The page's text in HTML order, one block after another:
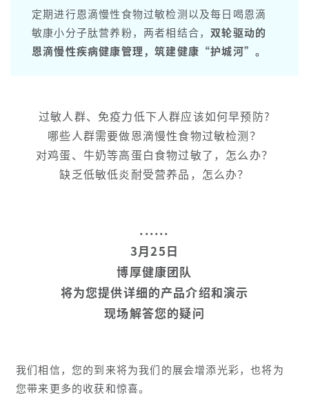
定期进行恩滴慢性食物过敏检测以及每日喝恩滴
敏康小分子肽营养粉，两者相结合， 双轮驱动的
恩滴慢性疾病健康管理，筑建健康“护城河”。
过敏人群、免疫力低下人群应该如何早预防?
哪些人群需要做恩滴慢性食物过敏检测？
对鸡蛋、牛奶等高蛋白食物过敏了，怎么办？
缺乏低敏低炎耐受营养品，怎么办？
......
3月25日
博厚健康团队
将为您提供详细的产品介绍和演示
现场解答您的疑问
我们相信，您的到来将为我们的展会增添光彩，也将为
您带来更多的收获和惊喜。